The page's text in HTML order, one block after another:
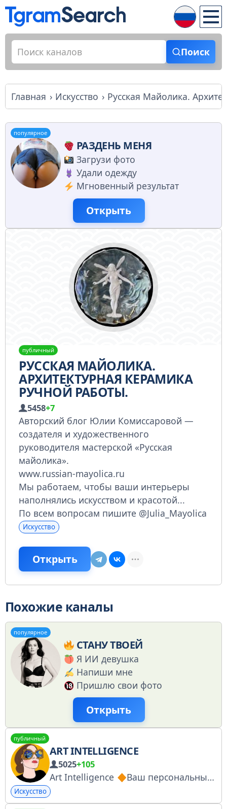
Поиск
Главная Искусство Русская Майолика.
популярное
РАЗДЕНЬ МЕНЯ
Загрузи фото
Удали одежду
Мгновенный результат
Открыть
публичный
РУССКАЯ МАЙОЛИКА.
АРХИТЕКТУРНАЯ КЕРАМИКА
РУЧНОЙ РАБОТЫ.
5458+7
Авторский блог Юлии Комиссаровой —
создателя и художественного
руководителя мастерской «Русская
майолика».
www.russian-mayolica.ru
Мы работаем, чтобы ваши интерьеры
наполнялись искусством и красотой...
По всем вопросам пишите @Julia_Mayolica
Искусство
Открыть
Похожие каналы
популярное
СТАНУ ТВОЕЙ
Я ИИ девушка
Напиши мне
Пришлю свои фото
Открыть
публичный
ART INTELLIGENCE
5025+105
Art Intelligence Ваш персональный вестник в области культуры
Искусство